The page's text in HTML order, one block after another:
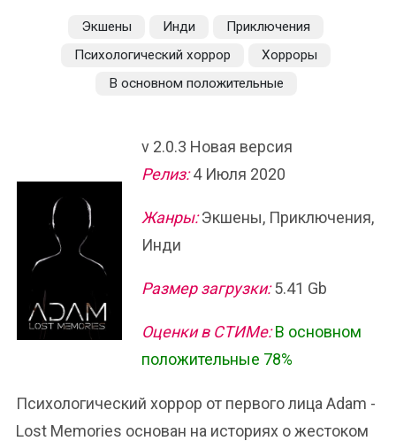
Экшены Инди
Приключения
Психологический хоррор
Хорроры
В основном положительные
v 2.0.3 Новая версия
Релиз:4 Июля 2020
Жанры:Экшены, Приключения,
Инди
Размер загрузки:5.41 Gb
Оценки в СТИМе: В основном
положительные 78%
Психологический хоррор от первого лица Adam -
Lost Memories основан на историях о жестоком